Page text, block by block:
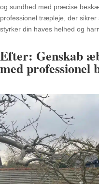
og sundhed med præcise
professionel træpleje, der
styrker din haves helhed og
Efter: Genskab
med professionel